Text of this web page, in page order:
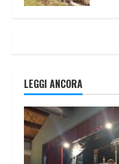
LEGGI ANCORA